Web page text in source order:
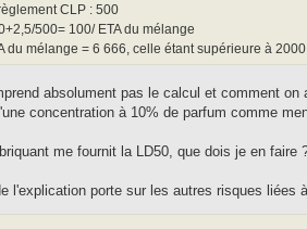
règlement CLP : 500
500= 100/ ETA du mélange
du mélange = 6 666, celle étant supérieure à
absolument pas le calcul et comment on
concentration à 10% de parfum comme
me fournit la LD50, que dois je en faire
l'explication porte sur les autres risques liées